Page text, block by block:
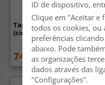
Tapete redondo - Lawrance
(cinza/branco)
74.99 € 149.99 €
ID de dispositivo,
Clique em "Aceitar
todos os cookies, ou
preferências
abaixo. Pode
as organizações
dados através das
"Configurações".